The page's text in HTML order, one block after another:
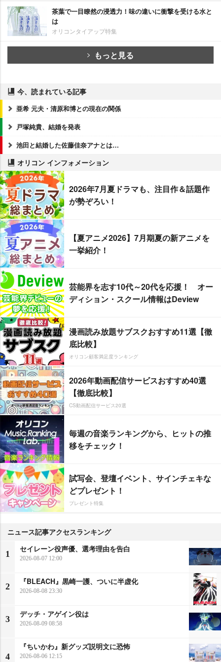
茶葉で一目瞭然の浸透力！味の違いに衝撃を受ける水と
は
オリコンタイアップ特集
もっと見る
今、読まれている記事
亜希 元夫・清原和博との現在の関係
戸塚純貴、結婚を発表
池田と結婚した佐藤佳奈アナとは…
オリコン インフォメーション
2026年7月夏ドラマも、注目作＆話題作
が勢ぞろい！
【夏アニメ2026】7月期夏の新アニメを
一挙紹介！
芸能界を志す10代～20代を応援！ オー
ディション・スクール情報はDeview
漫画読み放題サブスクおすすめ11選【徹
底比較】
オリコン顧客満足度ランキング
2026年動画配信サービスおすすめ40選
【徹底比較】
CS動画配信サービス20選
毎週の音楽ランキングから、ヒットの推
移をチェック！
試写会、登壇イベント、サインチェキな
どプレゼント！
プレゼント特集
ニュース記事アクセスランキング
1
セイレーン役声優、選考理由を告白
2026-08-07 12:00
2
『BLEACH』黒崎一護、ついに半虚化
2026-08-08 23:30
3
デッチ・アゲイン役は
2026-08-09 08:58
4
『ちいかわ』新グッズ説明文に恐怖
2026-08-06 12:15